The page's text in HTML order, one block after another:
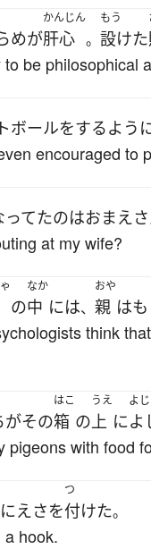
めが
かんじん
肝心 。
もう
設けた
be philosophical
ボールをするよう
encouraged to
ってたのはおまえ
at my wife?
の
なか
中 には、
おや
親 は
think
がその
はこ
箱 の
うえ
上 に
よ
よ
pigeons with food
にえさを
つ
付けた。
a hook.